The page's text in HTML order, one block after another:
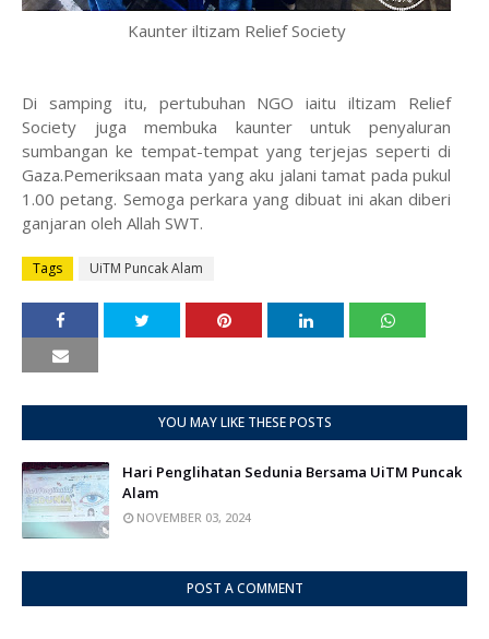
Kaunter iltizam Relief Society
Di samping itu, pertubuhan NGO iaitu iltizam Relief
Society juga membuka kaunter untuk penyaluran
sumbangan ke tempat-tempat yang terjejas seperti di
Gaza.Pemeriksaan mata yang aku jalani tamat pada pukul
1.00 petang. Semoga perkara yang dibuat ini akan diberi
ganjaran oleh Allah SWT.
Tags UiTM Puncak Alam
YOU MAY LIKE THESE POSTS
Hari Penglihatan Sedunia Bersama UiTM Puncak
Alam
NOVEMBER 03, 2024
POST A COMMENT